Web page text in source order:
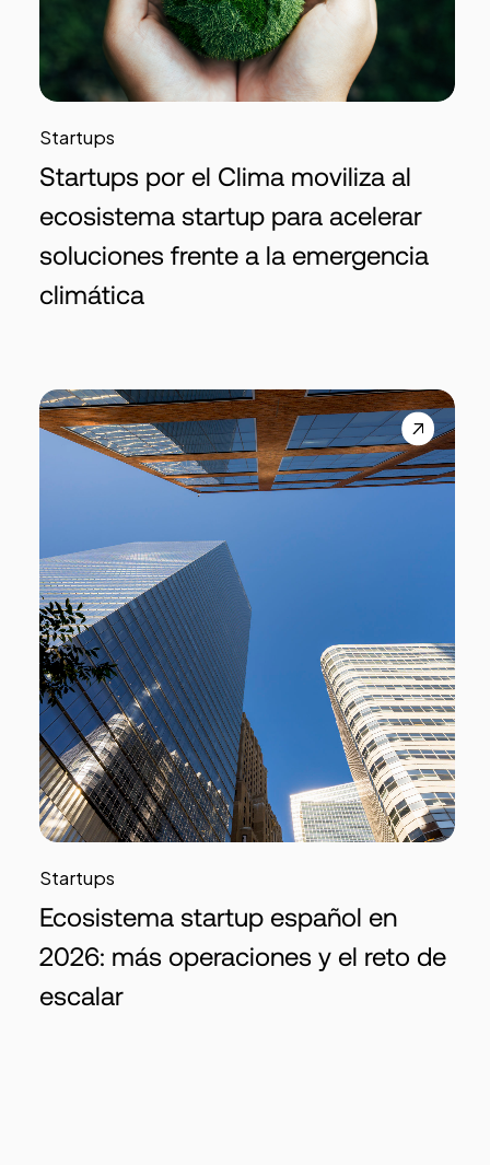
Startups
Startups por el Clima moviliza al
ecosistema startup para acelerar
soluciones frente a la emergencia
climática
Startups
Ecosistema startup español en
2026: más operaciones y el reto de
escalar